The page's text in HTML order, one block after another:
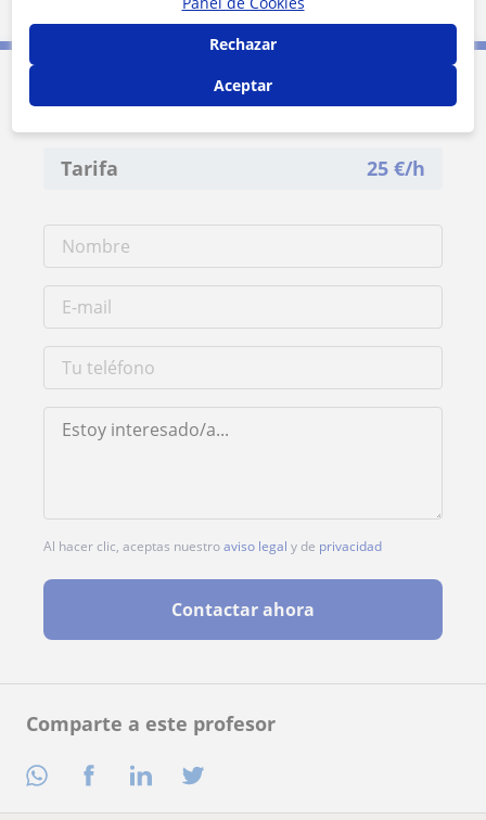
Comparte a este profesor
Contacta con Mikel
Tarifa 25 €/h
Al hacer clic, aceptas nuestroaviso legal y de privacidad
Contactar ahora
Rechazar
Aceptar